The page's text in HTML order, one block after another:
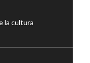
la cultura